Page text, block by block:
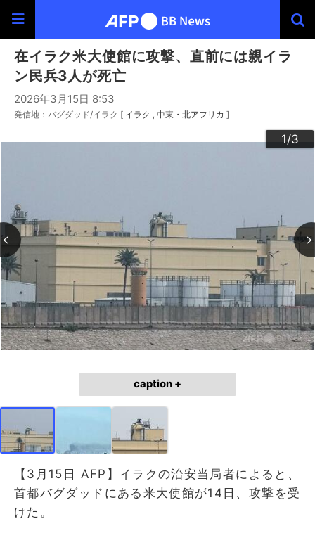
在イラク米大使館に攻撃、直前には親イラ
ン民兵3人が死亡
2026年3月15日 8:53
発信地：バグダッド/イラク [ イラク 中東・北アフリカ ]
1/3
2/3
3/3
caption +
【3月15日 AFP】イラクの治安当局者によると、
首都バグダッドにある米大使館が14日、攻撃を受
けた。